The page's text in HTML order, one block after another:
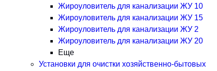
Жироуловитель для канализации ЖУ 10
Жироуловитель для канализации ЖУ 15
Жироуловитель для канализации ЖУ 2
Жироуловитель для канализации ЖУ 20
Еще
Установки для очистки хозяйственно-бытовых